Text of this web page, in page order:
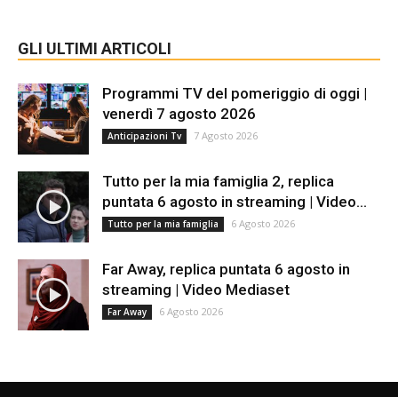
GLI ULTIMI ARTICOLI
Programmi TV del pomeriggio di oggi |
venerdì 7 agosto 2026
Anticipazioni Tv 7 Agosto 2026
Tutto per la mia famiglia 2, replica
puntata 6 agosto in streaming | Video...
Tutto per la mia famiglia 6 Agosto 2026
Far Away, replica puntata 6 agosto in
streaming | Video Mediaset
Far Away 6 Agosto 2026